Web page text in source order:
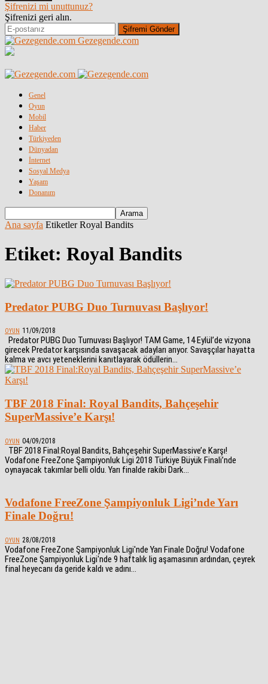
Şifrenizi mi unuttunuz?
Şifrenizi geri alın.
Gezegende.com
Genel
Oyun
Mobil
Haber
Türkiyeden
Dünyadan
İnternet
Sosyal Medya
Yaşam
Donanım
Ana sayfa Etiketler Royal Bandits
Etiket: Royal Bandits
Predator PUBG Duo Turnuvası Başlıyor!
OYUN 11/09/2018
Predator PUBG Duo Turnuvası Başlıyor! TAM Game, 14 Eylül’de vizyona
girecek Predator karşısında savaşacak adayları arıyor. Savaşçılar hayatta
kalma ve avcı yeteneklerini kanıtlayarak ödüllerin...
TBF 2018 Final: Royal Bandits, Bahçeşehir
SuperMassive’e Karşı!
OYUN 04/09/2018
TBF 2018 Final:Royal Bandits, Bahçeşehir SuperMassive’e Karşı!
Vodafone FreeZone Şampiyonluk Ligi 2018 Türkiye Büyük Finali’nde
oynayacak takımlar belli oldu. Yarı finalde rakibi Dark...
Vodafone FreeZone Şampiyonluk Ligi’nde Yarı
Finale Doğru!
OYUN 28/08/2018
Vodafone FreeZone Şampiyonluk Ligi'nde Yarı Finale Doğru! Vodafone
FreeZone Şampiyonluk Ligi'nde 9 haftalık lig aşamasının ardından, çeyrek
final heyecanı da geride kaldı ve adını...